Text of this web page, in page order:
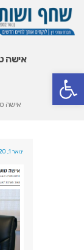
פתח סרגל נגישות
אישה
אישה
ינואר 1, 2020